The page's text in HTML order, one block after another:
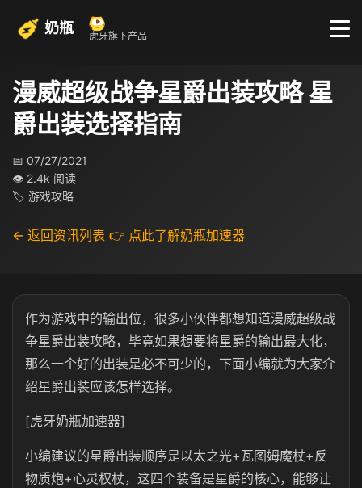
奶瓶 虎牙旗下产品
漫威超级战争星爵出装攻略 星
爵出装选择指南
📅 07/27/2021
👁 2.4k 阅读
🏷 游戏攻略
← 返回资讯列表 👉 点此了解奶瓶加速器
作为游戏中的输出位，很多小伙伴都想知道漫威超级战
争星爵出装攻略，毕竟如果想要将星爵的输出最大化，
那么一个好的出装是必不可少的，下面小编就为大家介
绍星爵出装应该怎样选择。
[虎牙奶瓶加速器]
小编建议的星爵出装顺序是以太之光+瓦图姆魔杖+反
物质炮+心灵权杖，这四个装备是星爵的核心，能够让